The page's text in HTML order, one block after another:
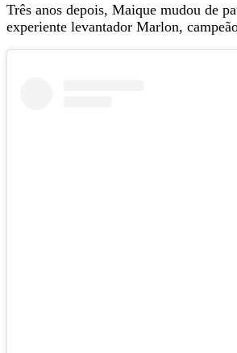
Três anos depois, Maique mudou de
experiente levantador Marlon,